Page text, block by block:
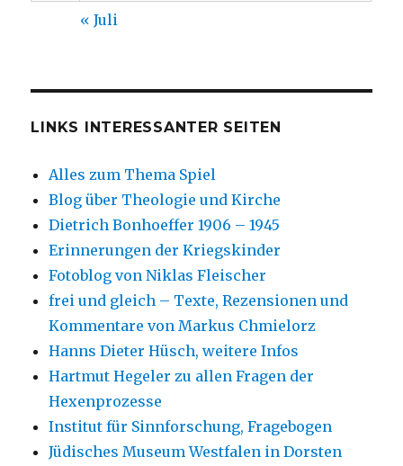
« Juli
LINKS INTERESSANTER SEITEN
Alles zum Thema Spiel
Blog über Theologie und Kirche
Dietrich Bonhoeffer 1906 – 1945
Erinnerungen der Kriegskinder
Fotoblog von Niklas Fleischer
frei und gleich – Texte, Rezensionen und
Kommentare von Markus Chmielorz
Hanns Dieter Hüsch, weitere Infos
Hartmut Hegeler zu allen Fragen der
Hexenprozesse
Institut für Sinnforschung, Fragebogen
Jüdisches Museum Westfalen in Dorsten